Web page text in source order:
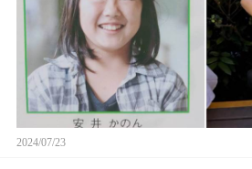
2024/07/23